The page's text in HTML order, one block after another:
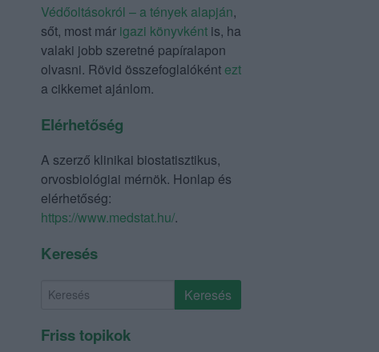
Védőoltásokról – a tények alapján,
sőt, most már igazi könyvként is, ha
valaki jobb szeretné papíralapon
olvasni. Rövid összefoglalóként ezt
a cikkemet ajánlom.
Elérhetőség
A szerző klinikai biostatisztikus,
orvosbiológiai mérnök. Honlap és
elérhetőség:
https://www.medstat.hu/.
Keresés
Friss topikok